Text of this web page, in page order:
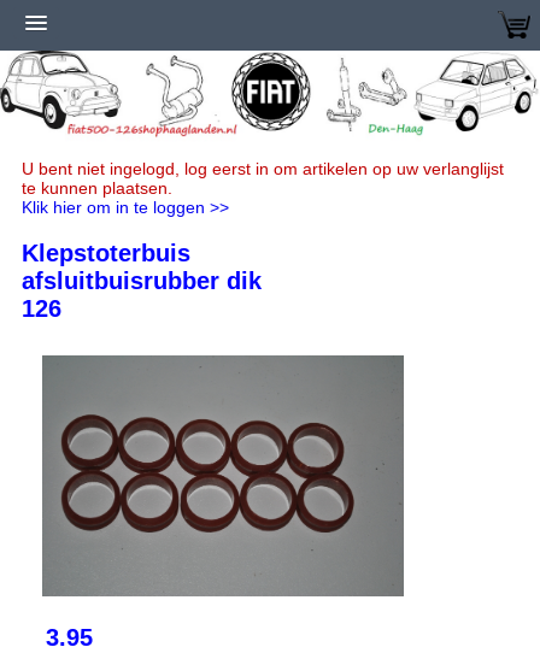
U bent niet ingelogd, log eerst in om artikelen op uw verlanglijst
te kunnen plaatsen.
Klik hier om in te loggen >>
Klepstoterbuis
afsluitbuisrubber dik
126
3.95